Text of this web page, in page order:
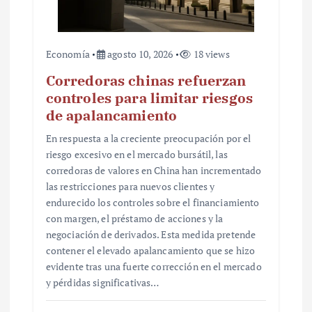
Economía agosto 10, 2026 18 views
Corredoras chinas refuerzan
controles para limitar riesgos
de apalancamiento
En respuesta a la creciente preocupación por el
riesgo excesivo en el mercado bursátil, las
corredoras de valores en China han incrementado
las restricciones para nuevos clientes y
endurecido los controles sobre el financiamiento
con margen, el préstamo de acciones y la
negociación de derivados. Esta medida pretende
contener el elevado apalancamiento que se hizo
evidente tras una fuerte corrección en el mercado
y pérdidas significativas…